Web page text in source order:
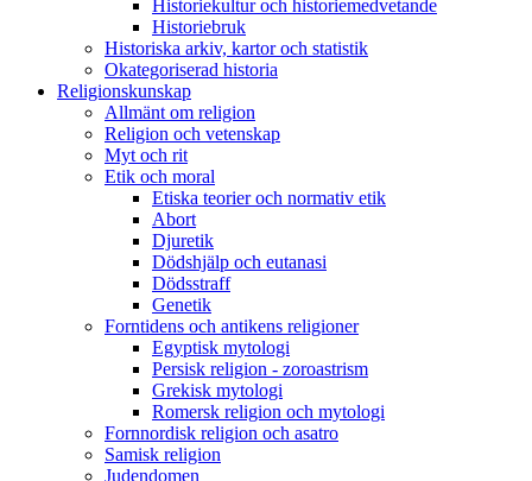
Historiekultur och historiemedvetande
Historiebruk
Historiska arkiv, kartor och statistik
Okategoriserad historia
Religionskunskap
Allmänt om religion
Religion och vetenskap
Myt och rit
Etik och moral
Etiska teorier och normativ etik
Abort
Djuretik
Dödshjälp och eutanasi
Dödsstraff
Genetik
Forntidens och antikens religioner
Egyptisk mytologi
Persisk religion - zoroastrism
Grekisk mytologi
Romersk religion och mytologi
Fornnordisk religion och asatro
Samisk religion
Judendomen